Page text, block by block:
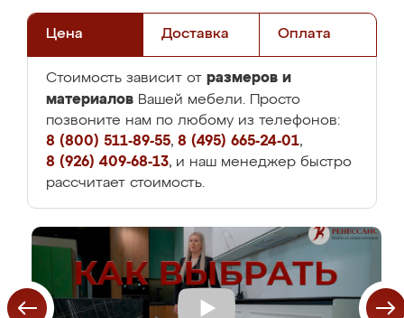
Цена Доставка Оплата
Стоимость зависит от размеров и
материалов Вашей мебели. Просто
позвоните нам по любому из телефонов:
8 (800) 511-89-55, 8 (495) 665-24-01,
8 (926) 409-68-13, и наш менеджер быстро
рассчитает стоимость.